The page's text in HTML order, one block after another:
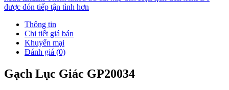
được đón tiếp tận tình hơn
Thông tin
Chi tiết giá bán
Khuyến mại
Đánh giá (0)
Gạch Lục Giác GP20034